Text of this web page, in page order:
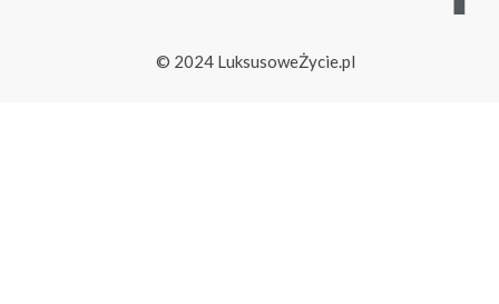
© 2024 LuksusoweŻycie.pl